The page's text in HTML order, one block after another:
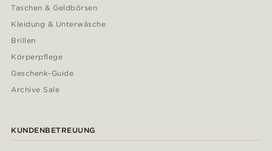
Taschen & Geldbörsen
Kleidung & Unterwäsche
Brillen
Körperpflege
Geschenk-Guide
Archive Sale
KUNDENBETREUUNG